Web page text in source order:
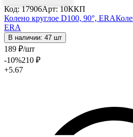
Код: 17906Арт: 10ККП
Колено круглое D100, 90°, ERA
ERA
В наличии: 47 шт
189 ₽/шт
-10%210 ₽
+5.67